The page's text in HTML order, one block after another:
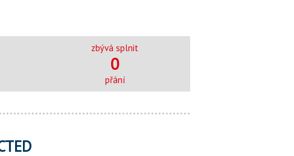
zbývá splnit
0
přání